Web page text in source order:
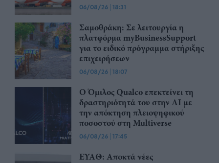
06/08/26 | 18:31
Σαμοθράκη: Σε λειτουργία η
πλατφόρμα myBusinessSupport
για το ειδικό πρόγραμμα στήριξης
επιχειρήσεων
06/08/26 | 18:07
Ο Όμιλος Qualco επεκτείνει τη
δραστηριότητά του στην ΑΙ με
την απόκτηση πλειοψηφικού
ποσοστού στη Multiverse
06/08/26 | 17:45
ΕΥΑΘ: Αποκτά νέες